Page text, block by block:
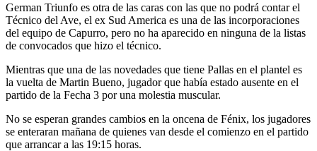
German Triunfo es otra de las caras con las que no podrá contar el
Técnico del Ave, el ex Sud America es una de las incorporaciones
del equipo de Capurro, pero no ha aparecido en ninguna de la listas
de convocados que hizo el técnico.
Mientras que una de las novedades que tiene Pallas en el plantel es
la vuelta de Martin Bueno, jugador que había estado ausente en el
partido de la Fecha 3 por una molestia muscular.
No se esperan grandes cambios en la oncena de Fénix, los jugadores
se enteraran mañana de quienes van desde el comienzo en el partido
que arrancar a las 19:15 horas.